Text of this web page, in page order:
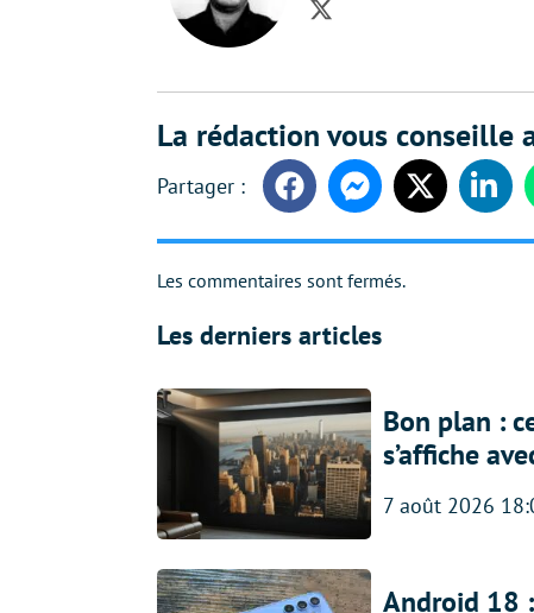
Twitter
La rédaction vous conseille
FacebookMessengerTwitter
Les commentaires sont fermés.
Les derniers articles
Bon plan :
s’affiche
7 août 2026
Android 18